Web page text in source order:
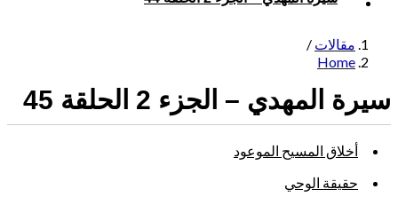
مقالات/
Home
المهدي – الجزء 2 الحلقة 45
أخلاق المسيح الموعود
حقيقة الوحي